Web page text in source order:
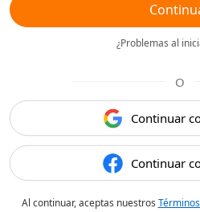
¿Problemas al
O
Continuar
Continuar
Al continuar, aceptas nuestros